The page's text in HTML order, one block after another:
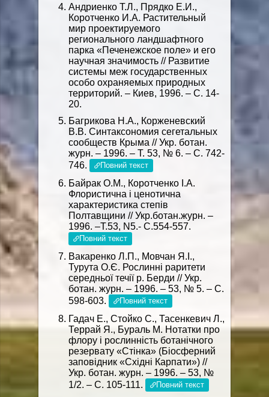
Андриенко Т.Л., Прядко Е.И.,
Коротченко И.А. Растительный
мир проектируемого
регионального ландшафтного
парка «Печенежское поле» и его
научная значимость // Развитие
системы меж государственных
особо охраняемых природных
территорий. – Киев, 1996. – С. 14-
20.
Багрикова Н.А., Корженевский
В.В. Синтаксономия сегетальных
сообществ Крыма // Укр. ботан.
журн. – 1996. – T. 53, № 6. – С. 742-
746.
Повний текст
Байрак О.М., Коротченко I.А.
Флористична і ценотична
характеристика степів
Полтавщини // Укр.ботан.журн. –
1996. –Т.53, N5.- С.554-557.
Повний текст
Вакаренко Л.П., Мовчан Я.І.,
Турута О.Є. Рослинні раритети
середньої течії р. Берди // Укр.
ботан. журн. – 1996. – 53, № 5. – С.
598-603.
Повний текст
Гадач Е., Стойко С., Тасенкевич Л.,
Террай Я., Бураль М. Нотатки про
флору і рослинність ботанічного
резервату «Стінка» (Біосферний
заповідник «Східні Карпати») //
Укр. ботан. журн. – 1996. – 53, №
1/2. – С. 105-111.
Повний текст